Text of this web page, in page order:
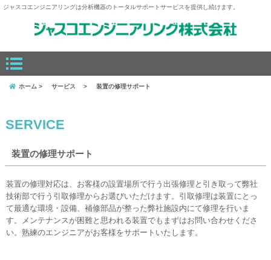
ジャスコエンジニアリングは分析機器のトータルサポートサービスを提供し続けます。
SERVICE
装置の修理サポート
装置の修理対応は、お客様の設置場所で行う出張修理と引き取って弊社
技術部で行う引取修理からお選びいただけます。引取修理は装置にとっ
て最適な環境・設備、補修部品が整った弊社施設内にて修理を行いま
す。メンテナンスが困難と思われる装置でもまずはお問い合わせくださ
い。熟練のエンジニアがお客様をサポートいたします。
ホーム サービス 装置の修理サポート